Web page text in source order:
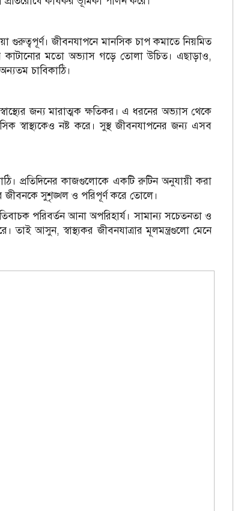
গুরুত্বপূর্ণ। জীবনযাপনে মানসিক চাপ কমাতে নিয়মিত
কাটানোর মতো অভ্যাস গড়ে তোলা উচিত। এছাড়াও,
চাবিকাঠি।
জন্য মারাত্মক ক্ষতিকর। এ ধরনের অভ্যাস থেকে
স্বাস্থ্যকেও নষ্ট করে। সুস্থ জীবনযাপনের জন্য এসব
প্রতিদিনের কাজগুলোকে একটি রুটিন অনুযায়ী করা
সুশৃঙ্খল ও পরিপূর্ণ করে তোলে।
পরিবর্তন আনা অপরিহার্য। সামান্য সচেতনতা ও
তাই আসুন, স্বাস্থ্যকর জীবনযাত্রার মূলমন্ত্রগুলো মেনে